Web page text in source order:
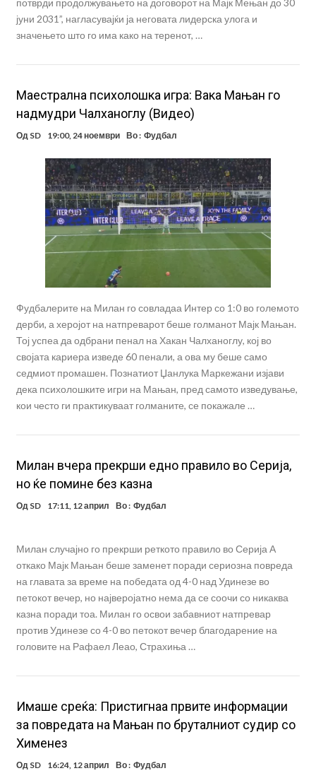
потврди продолжувањето на договорот на Мајк Мењан до 30
јуни 2031”, нагласувајќи ја неговата лидерска улога и
значењето што го има како на теренот, …
Mаестрална психолошка игра: Вака Мањан го
надмудри Чалханоглу (Видео)
Од SD 19:00, 24 ноември Во : Фудбал
Фудбалерите на Милан го совладаа Интер со 1:0 во големото
дерби, а херојот на натпреварот беше голманот Мајк Мањан.
Тој успеа да одбрани пенал на Хакан Чалханоглу, кој во
својата кариера изведе 60 пенали, а ова му беше само
седмиот промашен. Познатиот Џанлука Маркежани изјави
дека психолошките игри на Мањан, пред самото изведување,
кои често ги практикуваат голманите, се покажале …
Милан вчера прекрши едно правило во Серија,
но ќе помине без казна
Од SD 17:11, 12 април Во : Фудбал
Милан случајно го прекрши реткото правило во Серија А
откако Мајк Мањан беше заменет поради сериозна повреда
на главата за време на победата од 4-0 над Удинезе во
петокот вечер, но најверојатно нема да се соочи со никаква
казна поради тоа. Милан го освои забавниот натпревар
против Удинезе со 4-0 во петокот вечер благодарение на
головите на Рафаел Леао, Страхиња …
Имаше среќа: Пристигнаа првите информации
за повредата на Мањан по бруталниот судир со
Хименез
Од SD 16:24, 12 април Во : Фудбал